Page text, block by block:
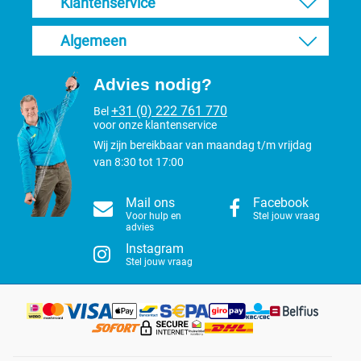
Algemeen
Advies nodig?
Bel +31 (0) 222 761 770
voor onze klantenservice
Wij zijn bereikbaar van maandag t/m vrijdag
van 8:30 tot 17:00
Mail ons
Voor hulp en
advies
Facebook
Stel jouw vraag
Instagram
Stel jouw vraag